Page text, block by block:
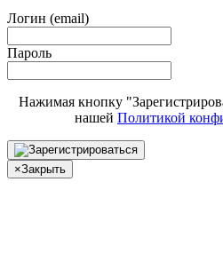
Логин (email)
Пароль
Нажимая кнопку
нашей Политикой
×Закрыть